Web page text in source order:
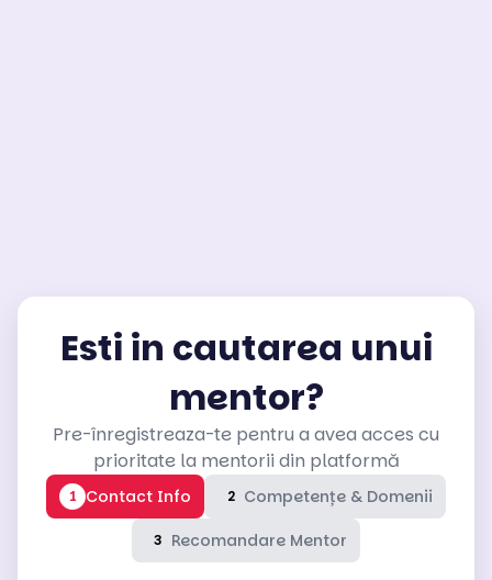
Esti in cautarea unui
mentor?
Pre-înregistreaza-te pentru a avea acces cu
prioritate la mentorii din platformă
1 Contact Info 2 Competențe & Domenii
3 Recomandare Mentor